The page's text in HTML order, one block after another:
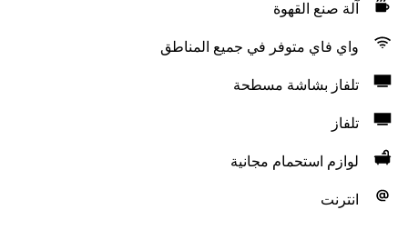
آلة صنع القهوة
واي فاي متوفر في جميع المناطق
تلفاز بشاشة مسطحة
تلفاز
لوازم استحمام مجانية
انترنت